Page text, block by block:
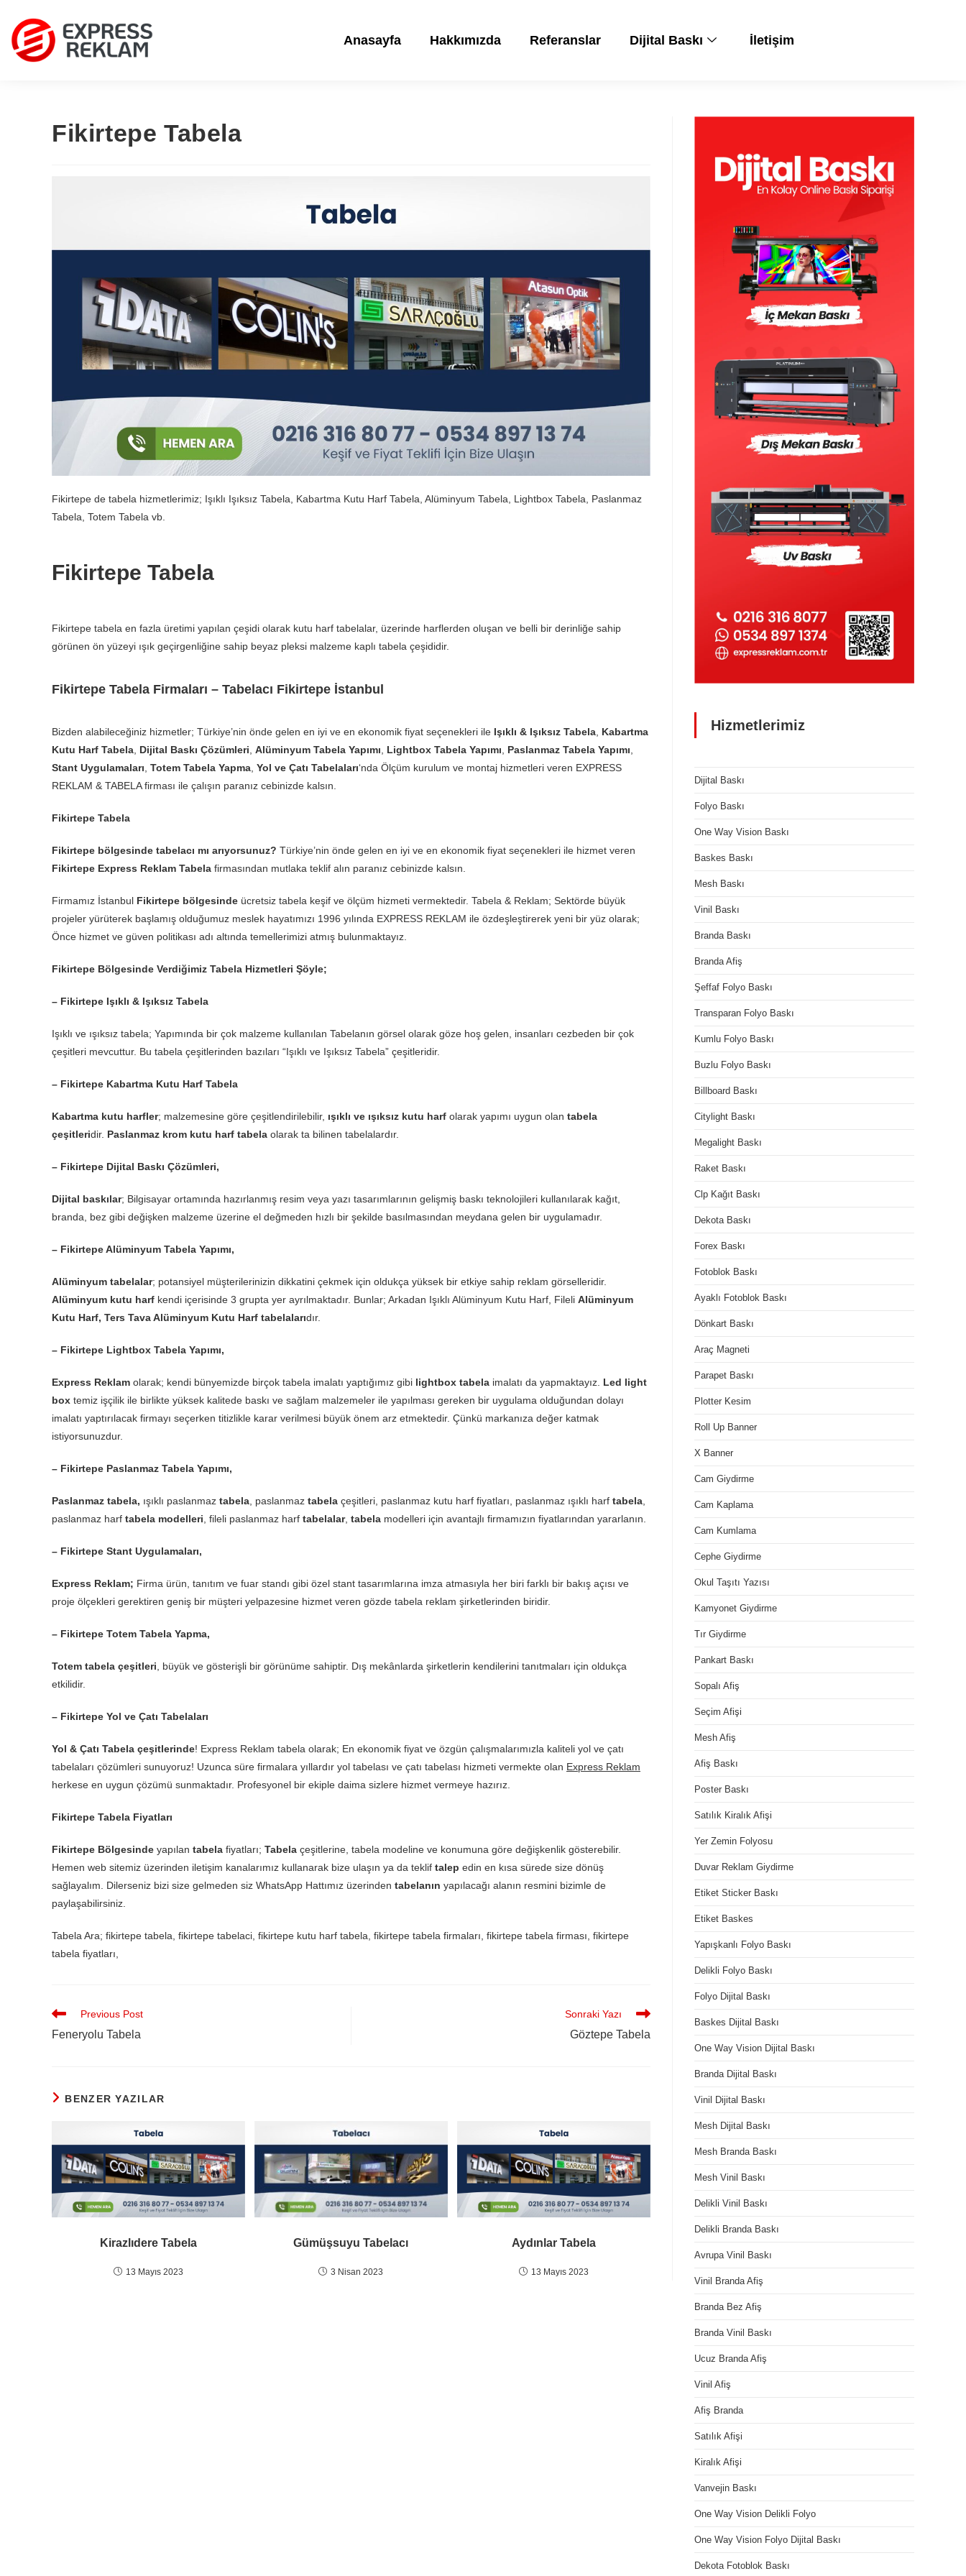
Anasayfa Hakkımızda Referanslar Dijital Baskı İletişim
Fikirtepe Tabela
Fikirtepe de tabela hizmetlerimiz; Işıklı Işıksız Tabela, Kabartma Kutu Harf Tabela, Alüminyum Tabela, Lightbox Tabela, Paslanmaz
Tabela, Totem Tabela vb.
Fikirtepe Tabela
Fikirtepe tabela en fazla üretimi yapılan çeşidi olarak kutu harf tabelalar, üzerinde harflerden oluşan ve belli bir derinliğe sahip
görünen ön yüzeyi ışık geçirgenliğine sahip beyaz pleksi malzeme kaplı tabela çeşididir.
Fikirtepe Tabela Firmaları – Tabelacı Fikirtepe İstanbul
Bizden alabileceğiniz hizmetler; Türkiye’nin önde gelen en iyi ve en ekonomik fiyat seçenekleri ile Işıklı & Işıksız Tabela Kabartma
Kutu Harf Tabela Dijital Baskı Çözümleri Alüminyum Tabela Yapımı Lightbox Tabela Yapımı Paslanmaz Tabela Yapımı
Stant Uygulamaları Totem Tabela Yapma Yol ve Çatı Tabelaları‘nda Ölçüm kurulum ve montaj hizmetleri veren EXPRESS
REKLAM & TABELA firması ile çalışın paranız cebinizde kalsın.
Fikirtepe Tabela
Fikirtepe bölgesinde tabelacı mı arıyorsunuz? Türkiye’nin önde gelen en iyi ve en ekonomik fiyat seçenekleri ile hizmet veren
Fikirtepe Express Reklam Tabela firmasından mutlaka teklif alın paranız cebinizde kalsın.
Firmamız İstanbul Fikirtepe bölgesinde ücretsiz tabela keşif ve ölçüm hizmeti vermektedir. Tabela & Reklam; Sektörde büyük
projeler yürüterek başlamış olduğumuz meslek hayatımızı 1996 yılında EXPRESS REKLAM ile özdeşleştirerek yeni bir yüz olarak;
Önce hizmet ve güven politikası adı altında temellerimizi atmış bulunmaktayız.
Fikirtepe Bölgesinde Verdiğimiz Tabela Hizmetleri Şöyle;
– Fikirtepe Işıklı & Işıksız Tabela
Işıklı ve ışıksız tabela; Yapımında bir çok malzeme kullanılan Tabelanın görsel olarak göze hoş gelen, insanları cezbeden bir çok
çeşitleri mevcuttur. Bu tabela çeşitlerinden bazıları “Işıklı ve Işıksız Tabela” çeşitleridir.
– Fikirtepe Kabartma Kutu Harf Tabela
Kabartma kutu harfler; malzemesine göre çeşitlendirilebilir, ışıklı ve ışıksız kutu harf olarak yapımı uygun olan tabela
çeşitleridir. Paslanmaz krom kutu harf tabela olarak ta bilinen tabelalardır.
– Fikirtepe Dijital Baskı Çözümleri,
Dijital baskılar; Bilgisayar ortamında hazırlanmış resim veya yazı tasarımlarının gelişmiş baskı teknolojileri kullanılarak kağıt,
branda, bez gibi değişken malzeme üzerine el değmeden hızlı bir şekilde basılmasından meydana gelen bir uygulamadır.
– Fikirtepe Alüminyum Tabela Yapımı,
Alüminyum tabelalar; potansiyel müşterilerinizin dikkatini çekmek için oldukça yüksek bir etkiye sahip reklam görselleridir.
Alüminyum kutu harf kendi içerisinde 3 grupta yer ayrılmaktadır. Bunlar; Arkadan Işıklı Alüminyum Kutu Harf, Fileli Alüminyum
Kutu Harf, Ters Tava Alüminyum Kutu Harf tabelalarıdır.
– Fikirtepe Lightbox Tabela Yapımı,
Express Reklam olarak; kendi bünyemizde birçok tabela imalatı yaptığımız gibi lightbox tabela imalatı da yapmaktayız. Led light
box temiz işçilik ile birlikte yüksek kalitede baskı ve sağlam malzemeler ile yapılması gereken bir uygulama olduğundan dolayı
imalatı yaptırılacak firmayı seçerken titizlikle karar verilmesi büyük önem arz etmektedir. Çünkü markanıza değer katmak
istiyorsunuzdur.
– Fikirtepe Paslanmaz Tabela Yapımı,
Paslanmaz tabela, ışıklı paslanmaz tabela , paslanmaz tabela çeşitleri, paslanmaz kutu harf fiyatları, paslanmaz ışıklı harf tabela
paslanmaz harf tabela modelleri , fileli paslanmaz harf tabelalar, tabela modelleri için avantajlı firmamızın fiyatlarından yararlanın.
– Fikirtepe Stant Uygulamaları,
Express Reklam; Firma ürün, tanıtım ve fuar standı gibi özel stant tasarımlarına imza atmasıyla her biri farklı bir bakış açısı ve
proje ölçekleri gerektiren geniş bir müşteri yelpazesine hizmet veren gözde tabela reklam şirketlerinden biridir.
– Fikirtepe Totem Tabela Yapma,
Totem tabela çeşitleri , büyük ve gösterişli bir görünüme sahiptir. Dış mekânlarda şirketlerin kendilerini tanıtmaları için oldukça
etkilidir.
– Fikirtepe Yol ve Çatı Tabelaları
Yol & Çatı Tabela çeşitlerinde! Express Reklam tabela olarak; En ekonomik fiyat ve özgün çalışmalarımızla kaliteli yol ve çatı
tabelaları çözümleri sunuyoruz! Uzunca süre firmalara yıllardır yol tabelası ve çatı tabelası hizmeti vermekte olan Express Reklam
herkese en uygun çözümü sunmaktadır. Profesyonel bir ekiple daima sizlere hizmet vermeye hazırız.
Fikirtepe Tabela Fiyatları
Fikirtepe Bölgesinde yapılan tabela fiyatları; Tabela çeşitlerine, tabela modeline ve konumuna göre değişkenlik gösterebilir.
Hemen web sitemiz üzerinden iletişim kanalarımız kullanarak bize ulaşın ya da teklif talep edin en kısa sürede size dönüş
sağlayalım. Dilerseniz bizi size gelmeden siz WhatsApp Hattımız üzerinden tabelanın yapılacağı alanın resmini bizimle de
paylaşabilirsiniz.
Tabela Ara; fikirtepe tabela, fikirtepe tabelaci, fikirtepe kutu harf tabela, fikirtepe tabela firmaları, fikirtepe tabela firması, fikirtepe
tabela fiyatları,
Previous Post
Feneryolu Tabela
Sonraki Yazı
Göztepe Tabela
BENZER YAZILAR
Kirazlıdere Tabela
13 Mayıs 2023
Gümüşsuyu Tabelacı
3 Nisan 2023
Aydınlar Tabela
13 Mayıs 2023
Hizmetlerimiz
Dijital Baskı
Folyo Baskı
One Way Vision Baskı
Baskes Baskı
Mesh Baskı
Vinil Baskı
Branda Baskı
Branda Afiş
Şeffaf Folyo Baskı
Transparan Folyo Baskı
Kumlu Folyo Baskı
Buzlu Folyo Baskı
Billboard Baskı
Citylight Baskı
Megalight Baskı
Raket Baskı
Clp Kağıt Baskı
Dekota Baskı
Forex Baskı
Fotoblok Baskı
Ayaklı Fotoblok Baskı
Dönkart Baskı
Araç Magneti
Parapet Baskı
Plotter Kesim
Roll Up Banner
X Banner
Cam Giydirme
Cam Kaplama
Cam Kumlama
Cephe Giydirme
Okul Taşıtı Yazısı
Kamyonet Giydirme
Tır Giydirme
Pankart Baskı
Sopalı Afiş
Seçim Afişi
Mesh Afiş
Afiş Baskı
Poster Baskı
Satılık Kiralık Afişi
Yer Zemin Folyosu
Duvar Reklam Giydirme
Etiket Sticker Baskı
Etiket Baskes
Yapışkanlı Folyo Baskı
Delikli Folyo Baskı
Folyo Dijital Baskı
Baskes Dijital Baskı
One Way Vision Dijital Baskı
Branda Dijital Baskı
Vinil Dijital Baskı
Mesh Dijital Baskı
Mesh Branda Baskı
Mesh Vinil Baskı
Delikli Vinil Baskı
Delikli Branda Baskı
Avrupa Vinil Baskı
Vinil Branda Afiş
Branda Bez Afiş
Branda Vinil Baskı
Ucuz Branda Afiş
Vinil Afiş
Afiş Branda
Satılık Afişi
Kiralık Afişi
Vanvejin Baskı
One Way Vision Delikli Folyo
One Way Vision Folyo Dijital Baskı
Dekota Fotoblok Baskı